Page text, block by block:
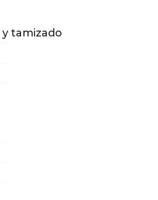
tamizado